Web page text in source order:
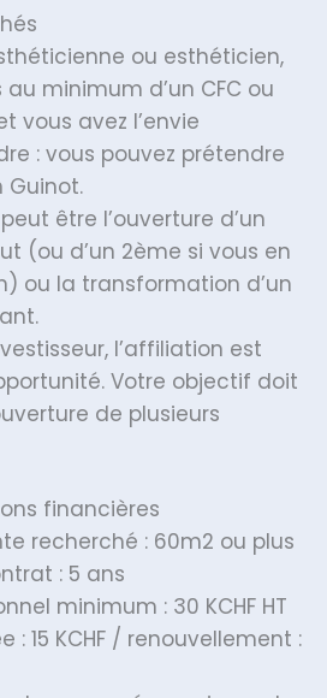
ou esthéticien,
minimum d’un CFC ou
vous avez l’envie
: vous pouvez prétendre
Guinot.
être l’ouverture d’un
(ou d’un 2ème si vous en
ou la transformation d’un
l’affiliation est
Votre objectif doit
de plusieurs
financières
recherché : 60m2 ou plus
: 5 ans
minimum : 30 KCHF HT
: 15 KCHF / renouvellement :